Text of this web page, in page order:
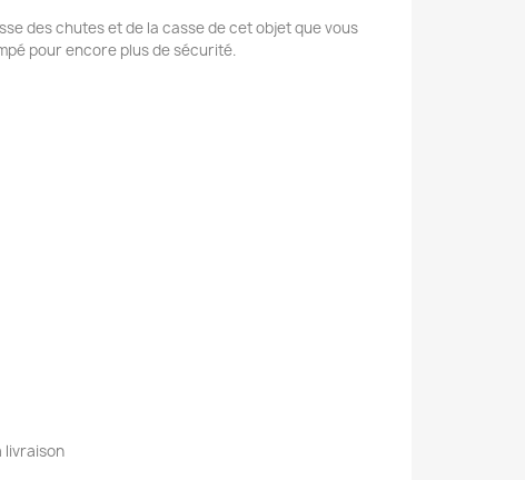
des chutes et de la casse de cet objet que vous
pour encore plus de sécurité.
livraison